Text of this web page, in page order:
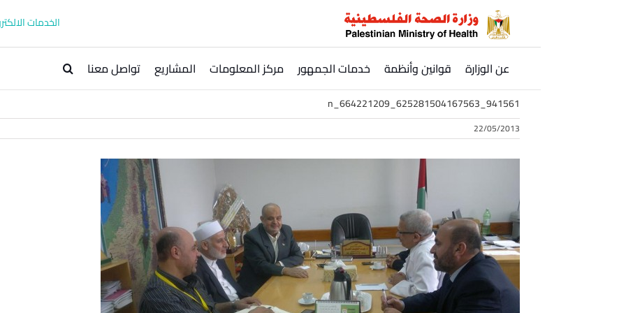
الخدمات
عن الوزارة قوانين وأنظمة خدمات الجمهور مركز المعلومات المشاريع تواصل معنا
941561_625281504167563_664221209_n
22/05/2013